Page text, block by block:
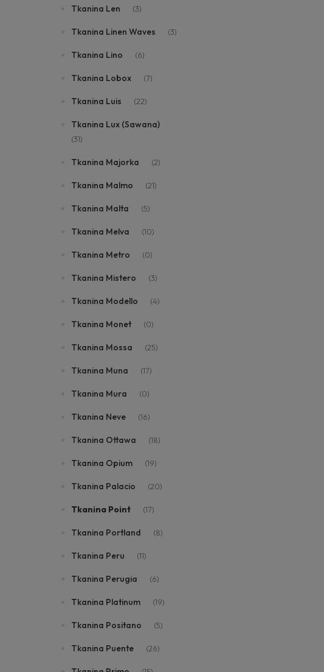
Tkanina Len (3)
Tkanina Linen Waves (3)
Tkanina Lino (6)
Tkanina Lobox (7)
Tkanina Luis (22)
Tkanina Lux (Sawana)
(31)
Tkanina Majorka (2)
Tkanina Malmo (21)
Tkanina Malta (5)
Tkanina Melva (10)
Tkanina Metro (0)
Tkanina Mistero (3)
Tkanina Modello (4)
Tkanina Monet (0)
Tkanina Mossa (25)
Tkanina Muna (17)
Tkanina Mura (0)
Tkanina Neve (16)
Tkanina Ottawa (18)
Tkanina Opium (19)
Tkanina Palacio (20)
Tkanina Point (17)
Tkanina Portland (8)
Tkanina Peru (11)
Tkanina Perugia (6)
Tkanina Platinum (19)
Tkanina Positano (5)
Tkanina Puente (26)